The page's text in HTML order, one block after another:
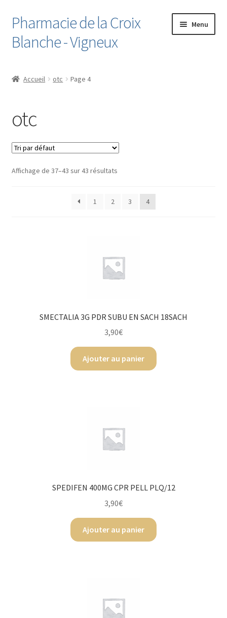
Aller
à
la
Aller
au
contenu
Pharmacie de la Croix
Blanche - Vigneux
Menu
Cart
Checkout
Contact
Le Dossier Médical Partagé
Validation de la commande
Accueil otc Page 4
otc
Affichage de 37–43 sur 43 résultats
1 2 3 4
SMECTALIA 3G PDR SUBU EN SACH 18SACH
3,90€
Ajouter au panier
SPEDIFEN 400MG CPR PELL PLQ/12
3,90€
Ajouter au panier